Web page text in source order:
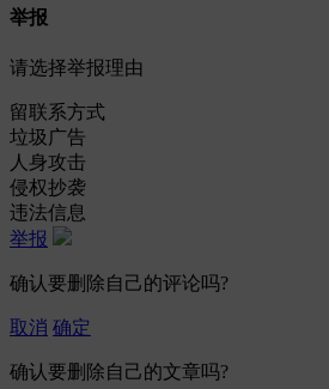
举报
请选择举报理由
留联系方式
垃圾广告
人身攻击
侵权抄袭
违法信息
举报
确认要删除自己的评论吗?
取消 确定
确认要删除自己的文章吗?